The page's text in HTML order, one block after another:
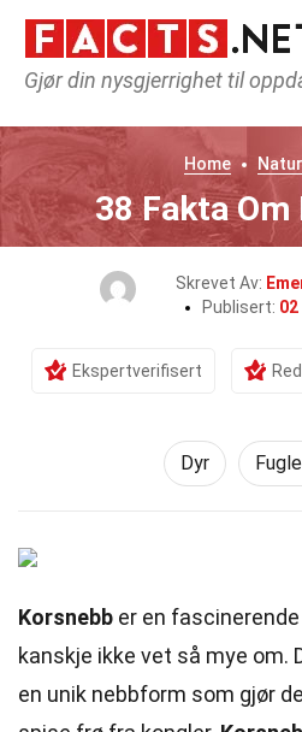
Gjør din nysgjerrighet til
Home Natur
38 Fakta Om
Skrevet Av:
Publisert:
Ekspertverifisert
Dyr
Korsnebb er en
kanskje ikke vet så mye om.
en unik nebbform som gjør